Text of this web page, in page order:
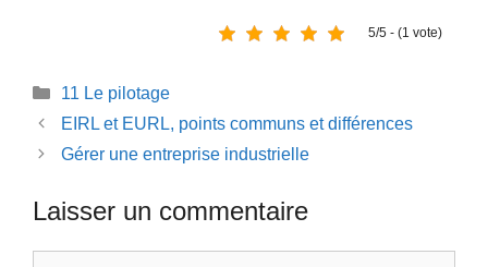
5/5 - (1 vote)
Catégories
11 Le pilotage
EIRL et EURL, points communs et différences
Gérer une entreprise industrielle
Laisser un commentaire